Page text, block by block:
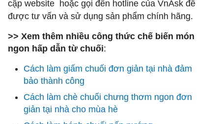
cập website hoặc gọi đến hotline của VnAsk để
được tư vấn và sử dụng sản phẩm chính hãng.
>> Xem thêm nhiều công thức chế biến món
ngon hấp dẫn từ chuối:
Cách làm giấm chuối đơn giản tại nhà đảm
bảo thành công
Cách làm chè chuối chưng thơm ngon đơn
giản tại nhà cho mùa hè